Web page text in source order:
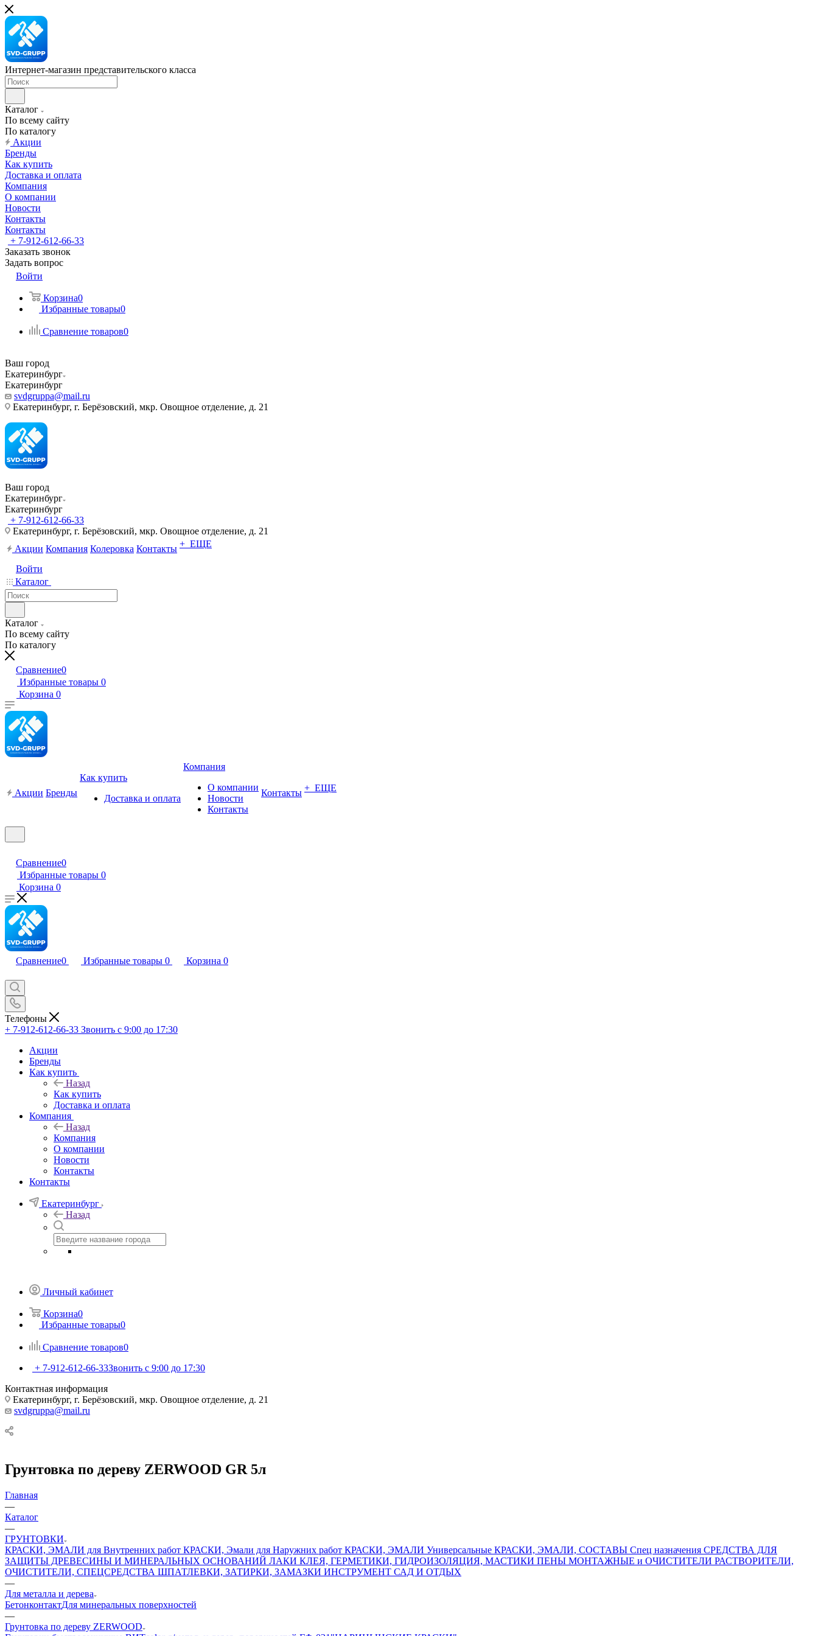
Интернет-магазин представительского класса
Каталог
По всему сайту
По каталогу
Акции
Бренды
Как купить
Доставка и оплата
Компания
О компании
Новости
Контакты
Контакты
+ 7-912-612-66-33
Заказать звонок
Задать вопрос
Войти
Корзина0
Избранные товары0
Сравнение товаров0
Ваш город
Екатеринбург
Екатеринбург
svdgruppa@mail.ru
Екатеринбург, г. Берёзовский, мкр. Овощное отделение, д. 21
Ваш город
Екатеринбург
Екатеринбург
+ 7-912-612-66-33
Екатеринбург, г. Берёзовский, мкр. Овощное отделение, д. 21
Акции Компания Колеровка Контакты + ЕЩЕ
Войти
Каталог
Каталог
По всему сайту
По каталогу
Сравнение0
Избранные товары 0
Корзина 0
Акции Бренды
Как купить
Доставка и оплата
Компания
О компании
Новости
Контакты
Контакты + ЕЩЕ
Сравнение0
Избранные товары 0
Корзина 0
Сравнение0 Избранные товары 0 Корзина 0
Телефоны
+ 7-912-612-66-33 Звонить с 9:00 до 17:30
Акции
Бренды
Как купить
Назад
Как купить
Доставка и оплата
Компания
Назад
Компания
О компании
Новости
Контакты
Контакты
Екатеринбург
Назад
Личный кабинет
Корзина0
Избранные товары0
Сравнение товаров0
+ 7-912-612-66-33Звонить с 9:00 до 17:30
Контактная информация
Екатеринбург, г. Берёзовский, мкр. Овощное отделение, д. 21
svdgruppa@mail.ru
Грунтовка по дереву ZERWOOD GR 5л
Главная
—
Каталог
—
ГРУНТОВКИ
КРАСКИ, ЭМАЛИ для Внутренних работ КРАСКИ, Эмали для Наружних работ КРАСКИ, ЭМАЛИ Универсальные КРАСКИ, ЭМАЛИ, СОСТАВЫ Спец назначения СРЕДСТВА ДЛЯ
ЗАЩИТЫ ДРЕВЕСИНЫ И МИНЕРАЛЬНЫХ ОСНОВАНИЙ ЛАКИ КЛЕЯ, ГЕРМЕТИКИ, ГИДРОИЗОЛЯЦИЯ, МАСТИКИ ПЕНЫ МОНТАЖНЫЕ и ОЧИСТИТЕЛИ РАСТВОРИТЕЛИ,
ОЧИСТИТЕЛИ, СПЕЦСРЕДСТВА ШПАТЛЕВКИ, ЗАТИРКИ, ЗАМАЗКИ ИНСТРУМЕНТ САД И ОТДЫХ
—
Для металла и дерева
БетонконтактДля минеральных поверхностей
—
Грунтовка по дереву ZERWOOD